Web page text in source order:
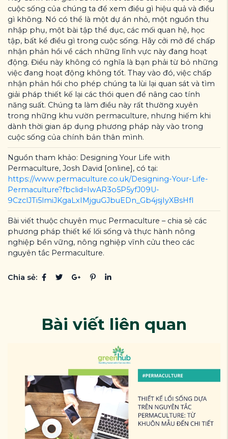
cuộc sống của chúng ta để xem điều gì hiệu quả và điều
gì không. Nó có thể là một dự án nhỏ, một nguồn thu
nhập phụ, một bài tập thể dục, các mối quan hệ, học
tập, bất kể điều gì trong cuộc sống. Hãy cởi mở để chấp
nhận phản hồi về cách những lĩnh vực này đang hoạt
động. Điều này không có nghĩa là bạn phải từ bỏ những
việc đang hoạt động không tốt. Thay vào đó, việc chấp
nhận phản hồi cho phép chúng ta lùi lại quan sát và tìm
giải pháp thiết kế lại các thói quen để nâng cao tính
năng suất. Chúng ta làm điều này rất thường xuyên
trong những khu vườn permaculture, nhưng hiếm khi
dành thời gian áp dụng phương pháp này vào trong
cuộc sống của chính bản thân mình.
Nguồn tham khảo: Designing Your Life with
Permaculture, Josh David [online], có tại:
https://www.permaculture.co.uk/Designing-Your-Life-
Permaculture?fbclid=IwAR3o5P5yfJ09U-
9CzclJTi5lmiJKgaLxIMjguGJbuEDn_Gb4jsjIyXBsHfI
Bài viết thuộc chuyên mục Permaculture – chia sẻ các
phương pháp thiết kế lối sống và thực hành nông
nghiệp bền vững, nông nghiệp vĩnh cửu theo các
nguyên tắc Permaculture.
Chia sẻ:
Bài viết liên quan